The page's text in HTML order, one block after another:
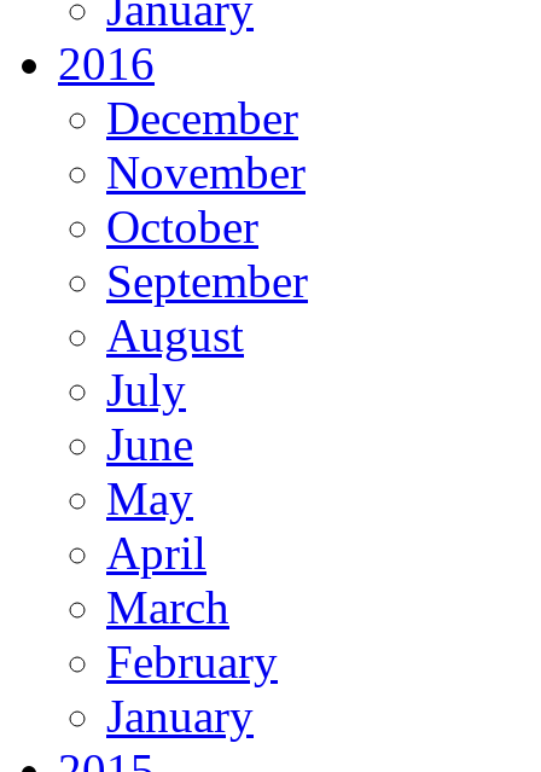
2016
December
November
October
September
August
July
June
May
April
March
February
January